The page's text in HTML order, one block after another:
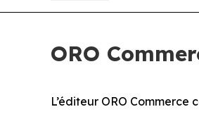
ORO
L’éditeur ORO